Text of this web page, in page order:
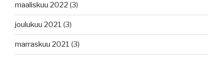
maaliskuu 2022 (3)
joulukuu 2021 (3)
marraskuu 2021 (3)